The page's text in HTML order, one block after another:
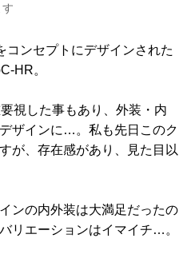
コンセプトにデザインされた
HR。
視した事もあり、外装・内
ザインに…。私も先日このク
が、存在感があり、見た目以
ンの内外装は大満足だったの
リエーションはイマイチ…。